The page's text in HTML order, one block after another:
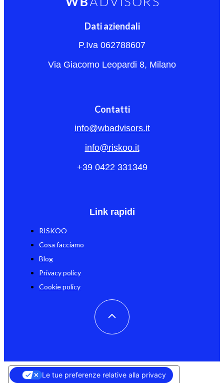
Dati aziendali
P.Iva 062788607
Via Giacomo Leopardi 8, Milano
Contatti
info@wbadvisors.it
info@riskoo.it
+39 0422 331349
Link rapidi
RISKOO
Cosa facciamo
Blog
Privacy policy
Cookie policy
Le tue preferenze relative alla privacy